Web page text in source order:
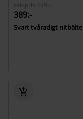
rek-pris
499:-
389:-
Svart tvåradigt nitbälte